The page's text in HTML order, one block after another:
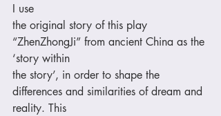
I use
the original story of this play
“ZhenZhongJi” from ancient China as the
‘story within
the story’, in order to shape the
differences and similarities of dream and
reality. This